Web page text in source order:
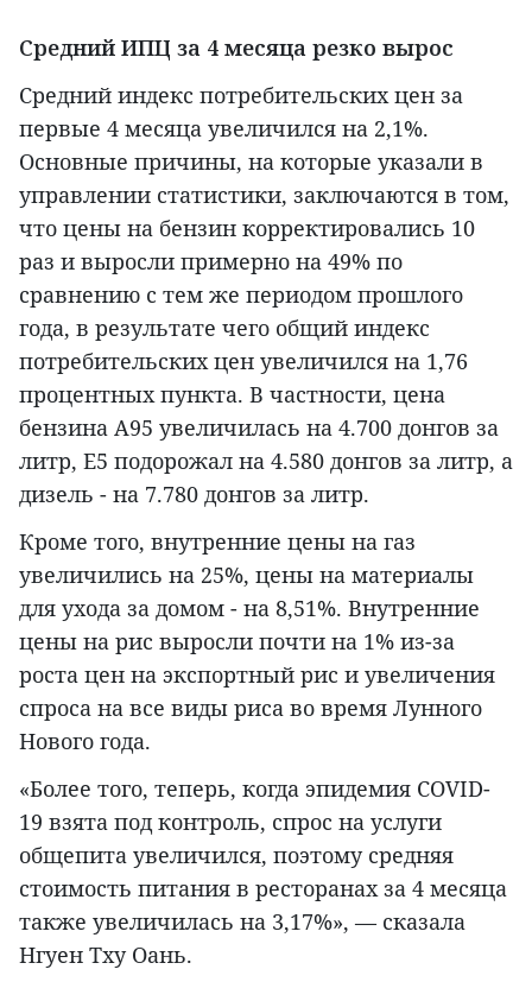
Средний ИПЦ за 4 месяца резко вырос
Средний индекс потребительских цен за
первые 4 месяца увеличился на 2,1%.
Основные причины, на которые указали в
управлении статистики, заключаются в том,
что цены на бензин корректировались 10
раз и выросли примерно на 49% по
сравнению с тем же периодом прошлого
года, в результате чего общий индекс
потребительских цен увеличился на 1,76
процентных пункта. В частности, цена
бензина А95 увеличилась на 4.700 донгов за
литр, Е5 подорожал на 4.580 донгов за литр, а
дизель - на 7.780 донгов за литр.
Кроме того, внутренние цены на газ
увеличились на 25%, цены на материалы
для ухода за домом - на 8,51%. Внутренние
цены на рис выросли почти на 1% из-за
роста цен на экспортный рис и увеличения
спроса на все виды риса во время Лунного
Нового года.
«Более того, теперь, когда эпидемия COVID-
19 взята под контроль, спрос на услуги
общепита увеличился, поэтому средняя
стоимость питания в ресторанах за 4 месяца
также увеличилась на 3,17%», — сказала
Нгуен Тху Оань.